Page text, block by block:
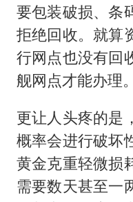
要包装破损、条
拒绝回收。就算
行网点也没有回
舰网点才能办理。
更让人头疼的是
概率会进行破坏
黄金克重轻微损
需要数天甚至一